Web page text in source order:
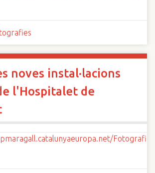
noves instal·lacions
l'Hospitalet de